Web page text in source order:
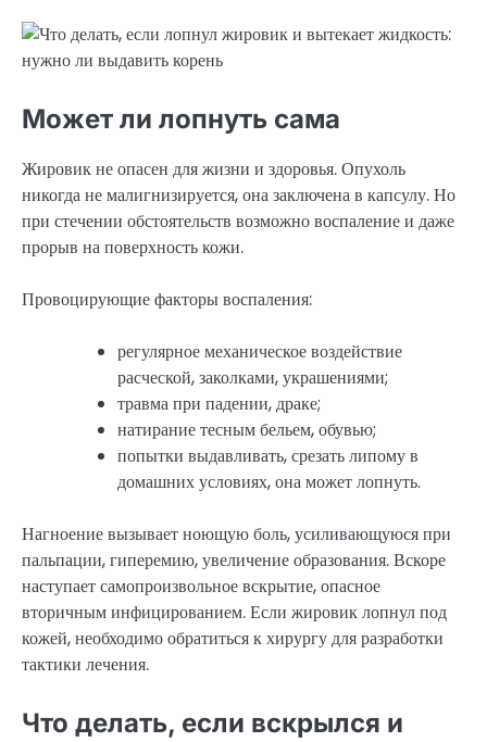
Может ли лопнуть сама
Жировик не опасен для жизни и здоровья. Опухоль
никогда не малигнизируется, она заключена в капсулу. Но
при стечении обстоятельств возможно воспаление и даже
прорыв на поверхность кожи.
Провоцирующие факторы воспаления:
регулярное механическое воздействие
расческой, заколками, украшениями;
травма при падении, драке;
натирание тесным бельем, обувью;
попытки выдавливать, срезать липому в
домашних условиях, она может лопнуть.
Нагноение вызывает ноющую боль, усиливающуюся при
пальпации, гиперемию, увеличение образования. Вскоре
наступает самопроизвольное вскрытие, опасное
вторичным инфицированием. Если жировик лопнул под
кожей, необходимо обратиться к хирургу для разработки
тактики лечения.
Что делать, если вскрылся и